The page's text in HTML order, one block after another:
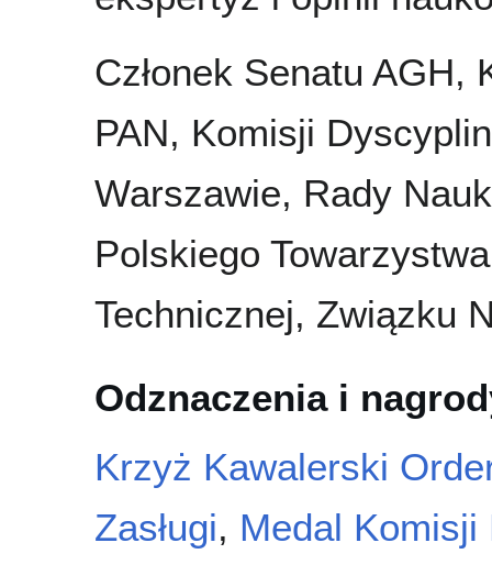
Członek Senatu
PAN, Komisji
Warszawie, Rady
Polskiego
Technicznej, Związku
Odznaczenia i
Krzyż Kawalerski
Zasługi, Medal